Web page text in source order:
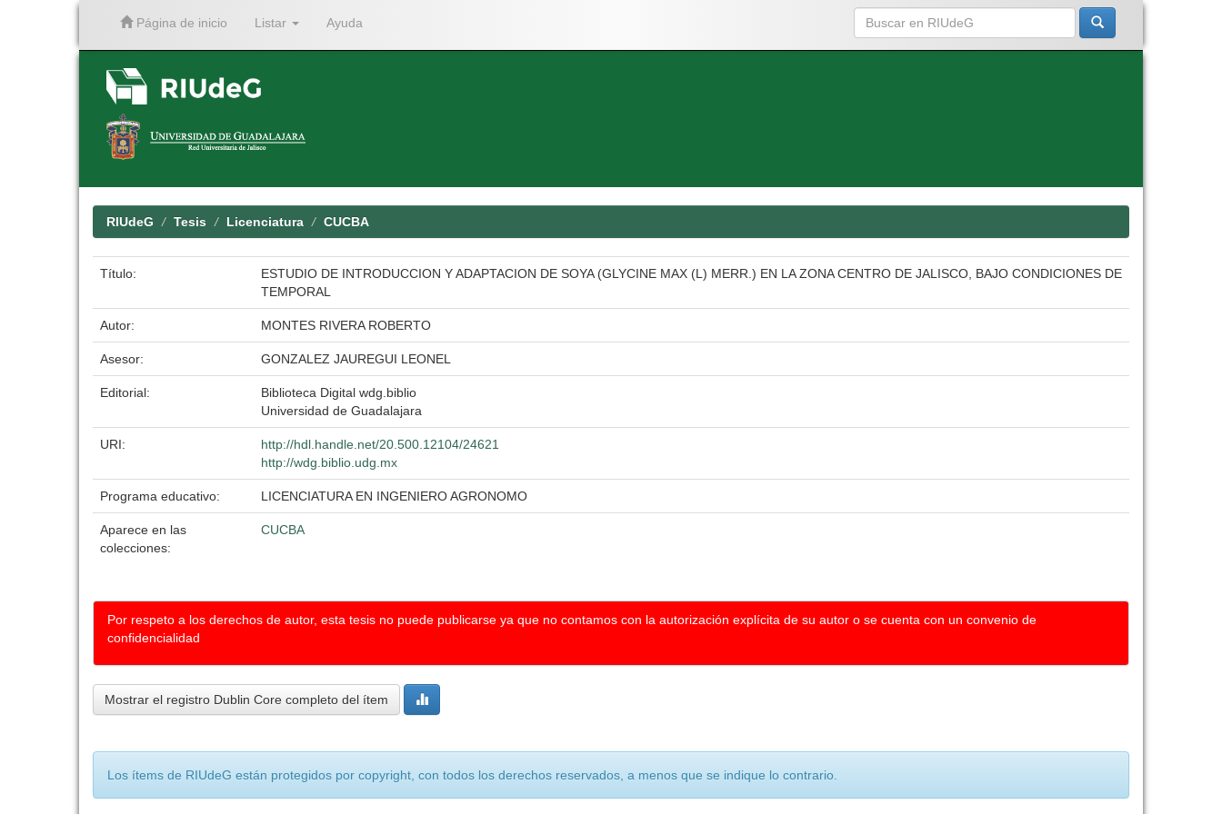
Página de inicio Listar Ayuda
RIUdeG Tesis Licenciatura CUCBA
Título:
ESTUDIO DE INTRODUCCION Y ADAPTACION DE SOYA (GLYCINE MAX (L) MERR.) EN LA ZONA CENTRO DE JALISCO, BAJO CONDICIONES DE
TEMPORAL
Autor: MONTES RIVERA ROBERTO
Asesor: GONZALEZ JAUREGUI LEONEL
Editorial:
Biblioteca Digital wdg.biblio
Universidad de Guadalajara
URI:
http://hdl.handle.net/20.500.12104/24621
http://wdg.biblio.udg.mx
Programa educativo: LICENCIATURA EN INGENIERO AGRONOMO
Aparece en las
colecciones:
CUCBA
Por respeto a los derechos de autor, esta tesis no puede publicarse ya que no contamos con la autorización explícita de su autor o se cuenta con un convenio de
confidencialidad
Mostrar el registro Dublin Core completo del ítem
Los ítems de RIUdeG están protegidos por copyright, con todos los derechos reservados, a menos que se indique lo contrario.